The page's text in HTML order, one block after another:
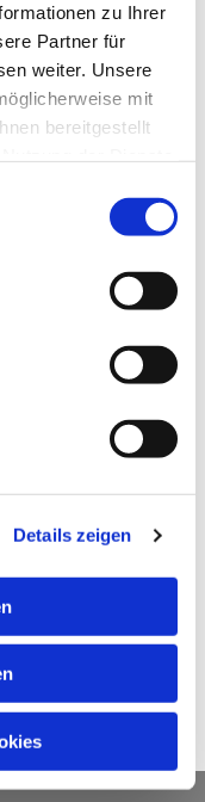
zu Ihrer
Partner für
weiter. Unsere
mit
bereitgestellt
Details zeigen
auch